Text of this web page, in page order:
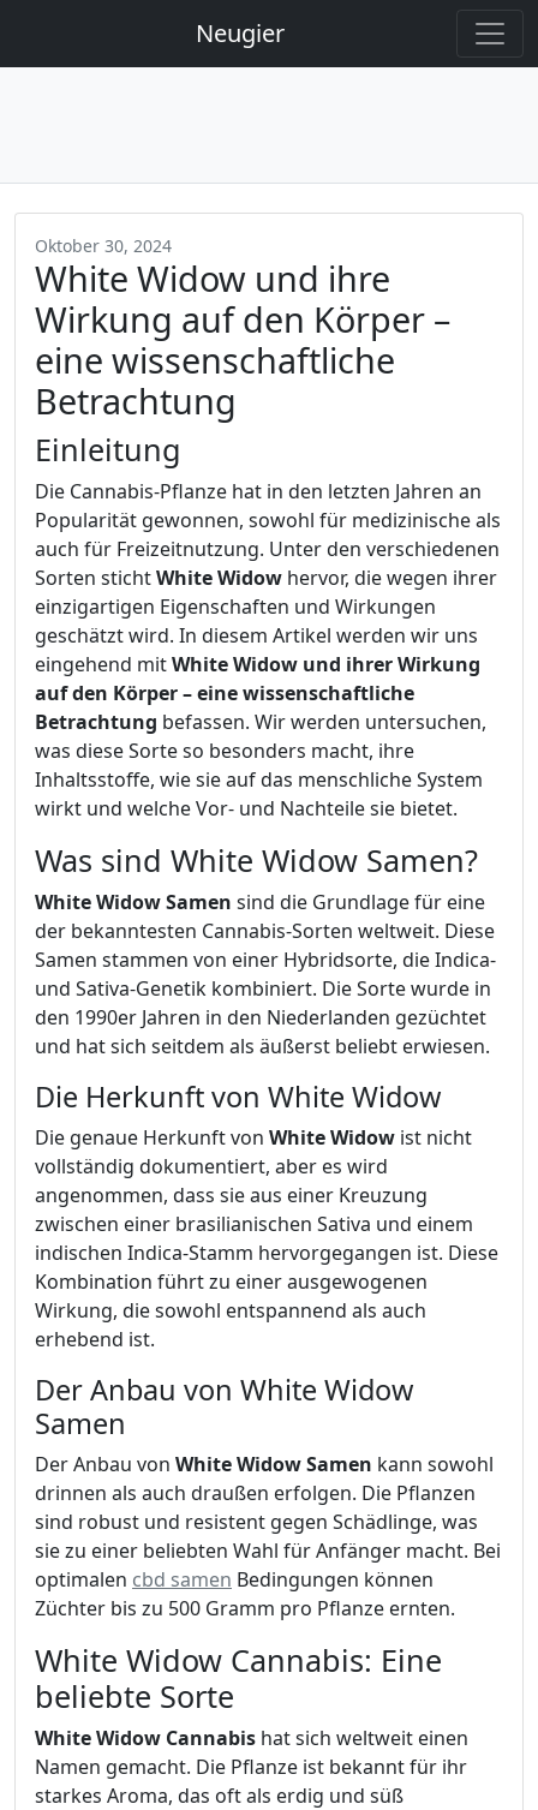
Neugier
Oktober 30, 2024
White Widow und ihre
Wirkung auf den Körper –
eine wissenschaftliche
Betrachtung
Einleitung
Die Cannabis-Pflanze hat in den letzten Jahren an
Popularität gewonnen, sowohl für medizinische als
auch für Freizeitnutzung. Unter den verschiedenen
Sorten stichtWhite Widow hervor, die wegen ihrer
einzigartigen Eigenschaften und Wirkungen
geschätzt wird. In diesem Artikel werden wir uns
eingehend mitWhite Widow und ihrer Wirkung
auf den Körper – eine wissenschaftliche
Betrachtung befassen. Wir werden untersuchen,
was diese Sorte so besonders macht, ihre
Inhaltsstoffe, wie sie auf das menschliche System
wirkt und welche Vor- und Nachteile sie bietet.
Was sind White Widow Samen?
White Widow Samen sind die Grundlage für eine
der bekanntesten Cannabis-Sorten weltweit. Diese
Samen stammen von einer Hybridsorte, die Indica-
und Sativa-Genetik kombiniert. Die Sorte wurde in
den 1990er Jahren in den Niederlanden gezüchtet
und hat sich seitdem als äußerst beliebt erwiesen.
Die Herkunft von White Widow
Die genaue Herkunft von White Widow ist nicht
vollständig dokumentiert, aber es wird
angenommen, dass sie aus einer Kreuzung
zwischen einer brasilianischen Sativa und einem
indischen Indica-Stamm hervorgegangen ist. Diese
Kombination führt zu einer ausgewogenen
Wirkung, die sowohl entspannend als auch
erhebend ist.
Der Anbau von White Widow
Samen
Der Anbau von White Widow Samen kann sowohl
drinnen als auch draußen erfolgen. Die Pflanzen
sind robust und resistent gegen Schädlinge, was
sie zu einer beliebten Wahl für Anfänger macht. Bei
optimalen cbd samen Bedingungen können
Züchter bis zu 500 Gramm pro Pflanze ernten.
White Widow Cannabis: Eine
beliebte Sorte
White Widow Cannabis hat sich weltweit einen
Namen gemacht. Die Pflanze ist bekannt für ihr
starkes Aroma, das oft als erdig und süß